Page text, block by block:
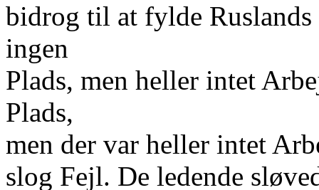
bidrog til at fylde
ingen
Plads, men heller intet
Plads,
men der var heller intet
slog Fejl. De ledende